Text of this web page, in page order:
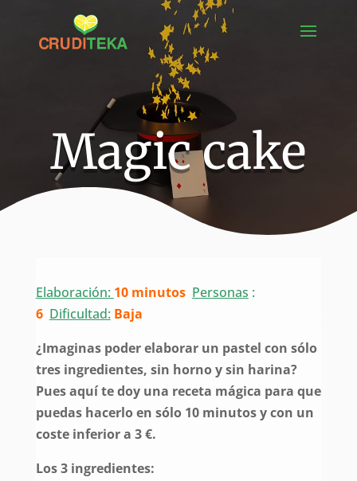
Magic cake
Elaboración: 10 minutos Personas :
6 Dificultad: Baja
¿Imaginas poder elaborar un pastel con sólo
tres ingredientes, sin horno y sin harina?
Pues aquí te doy una receta mágica para que
puedas hacerlo en sólo 10 minutos y con un
coste inferior a 3 €.
Los 3 ingredientes: